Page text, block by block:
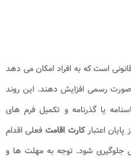
است که به افراد امکان می دهد
رسمی افزایش دهند. این روند
یا گذرنامه و تکمیل فرم های
اعتبارکارت اقامت فعلی اقدام
جلوگیری شود. توجه به مهلت ها و